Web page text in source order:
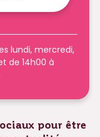
lundi, mercredi,
de 14h00 à
pour être